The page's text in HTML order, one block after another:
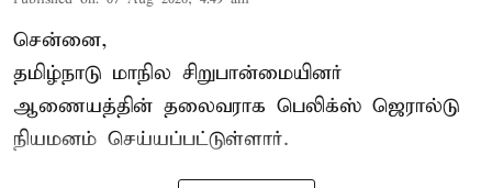
சென்னை,
தமிழ்நாடு மாநில சிறுபான்மையினர்
ஆணையத்தின் தலைவராக பெலிக்ஸ் ஜெரால்டு
நியமனம் செய்யப்பட்டுள்ளார்.